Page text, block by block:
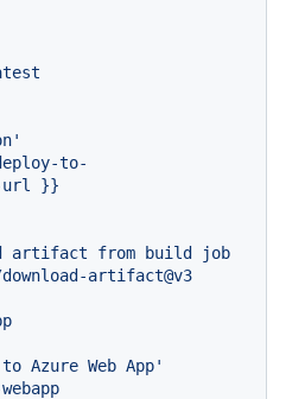
to-
url
}}
artifact from build
job
artifact@v3
Azure Web App'